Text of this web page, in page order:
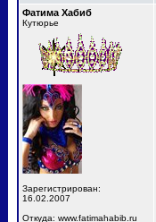
Фатима Хабиб
Кутюрье
Зарегистрирован:
16.02.2007
Откуда: www.fatimahabib.ru